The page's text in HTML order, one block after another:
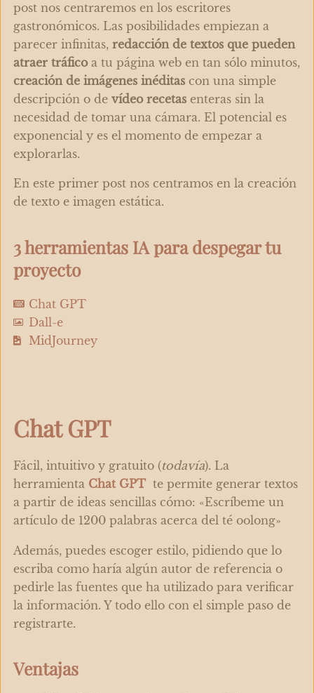
post nos centraremos en los escritores
gastronómicos. Las posibilidades empiezan a
parecer infinitas, redacción de textos que pueden
atraer tráficoa tu página web en tan sólo minutos,
creación de imágenes inéditascon una simple
descripción o de vídeo recetasenteras sin la
necesidad de tomar una cámara. El potencial es
exponencial y es el momento de empezar a
explorarlas.
En este primer post nos centramos en la creación
de texto e imagen estática.
3 herramientas IA para despegar tu
proyecto
Chat GPT
Dall-e
MidJourney
Chat GPT
Fácil, intuitivo y gratuito (todavía). La
herramienta Chat GPTte permite generar textos
a partir de ideas sencillas cómo: «Escríbeme un
artículo de 1200 palabras acerca del té oolong»
Además, puedes escoger estilo, pidiendo que lo
escriba como haría algún autor de referencia o
pedirle las fuentes que ha utilizado para verificar
la información. Y todo ello con el simple paso de
registrarte.
Ventajas